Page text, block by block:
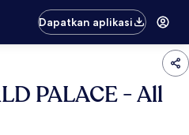
Dapatkan aplikasi
PALACE - All